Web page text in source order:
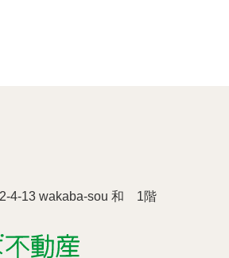
4-13 wakaba-sou 和 1階